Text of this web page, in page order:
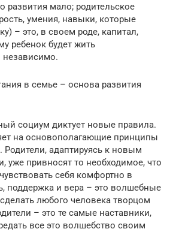
развития мало; родительское
умения, навыки, которые
– это, в своем роде, капитал,
ребенок будет жить
независимо.
в семье – основа развития
социум диктует новые правила.
на основополагающие принципы
Родители, адаптируясь к новым
уже привносят то необходимое, что
себя комфортно в
поддержка и вера – это волшебные
любого человека творцом
– это те самые наставники,
все это волшебство своим